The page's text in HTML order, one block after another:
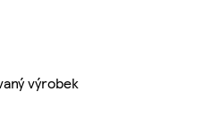
výrobek